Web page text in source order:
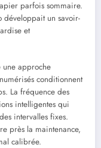
parfois sommaire.
développait un savoir-
et
une approche
conditionnent
La fréquence des
intelligentes qui
intervalles fixes.
près la maintenance,
calibrée.